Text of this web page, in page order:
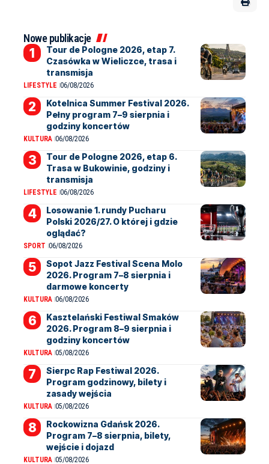
Nowe publikacje
Tour de Pologne 2026, etap 7.
Czasówka w Wieliczce, trasa i
transmisja
LIFESTYLE 06/08/2026
Kotelnica Summer Festival 2026.
Pełny program 7–9 sierpnia i
godziny koncertów
KULTURA 06/08/2026
Tour de Pologne 2026, etap 6.
Trasa w Bukowinie, godziny i
transmisja
LIFESTYLE 06/08/2026
Losowanie 1. rundy Pucharu
Polski 2026/27. O której i gdzie
oglądać?
SPORT 06/08/2026
Sopot Jazz Festival Scena Molo
2026. Program 7–8 sierpnia i
darmowe koncerty
KULTURA 06/08/2026
Kasztelański Festiwal Smaków
2026. Program 8–9 sierpnia i
godziny koncertów
KULTURA 05/08/2026
Sierpc Rap Festiwal 2026.
Program godzinowy, bilety i
zasady wejścia
KULTURA 05/08/2026
Rockowizna Gdańsk 2026.
Program 7–8 sierpnia, bilety,
wejście i dojazd
KULTURA 05/08/2026